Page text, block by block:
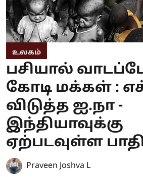
உலகம்
பசியால்
கோடி மக்கள் :
விடுத்த ஐ.நா -
இந்தியாவுக்கு
ஏற்படவுள்ள
Praveen Joshva L